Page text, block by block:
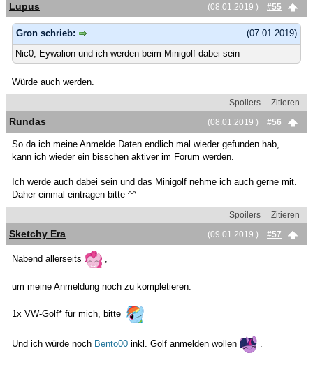
(08.01.2019 )
#55
Lupus
(07.01.2019)
Gron schrieb:
Nic0, Eywalion und ich werden beim Minigolf dabei sein
Würde auch werden.
Spoilers
Zitieren
(08.01.2019 )
#56
Rundas
So da ich meine Anmelde Daten endlich mal wieder gefunden hab,
kann ich wieder ein bisschen aktiver im Forum werden.
Ich werde auch dabei sein und das Minigolf nehme ich auch gerne mit.
Daher einmal eintragen bitte ^^
Spoilers
Zitieren
(09.01.2019 )
#57
Sketchy Era
Nabend allerseits
um meine Anmeldung noch zu kompletieren:
1x VW-Golf* für mich, bitte
Und ich würde noch Bento00 inkl. Golf anmelden wollen